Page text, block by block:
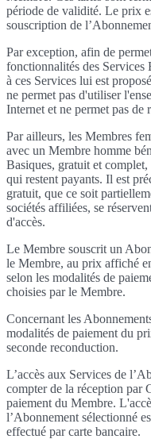
période de validité. Le prix
souscription de
Par exception, afin de
fonctionnalités des Services
à ces Services lui est
ne permet pas d'utiliser
Internet et ne permet pas de
Par ailleurs, les Membres
avec un Membre homme
Basiques, gratuit et
qui restent payants. Il est
gratuit, que ce soit
sociétés affiliées, se
d'accès.
Le Membre souscrit un
le Membre, au prix affiché
selon les modalités de
choisies par le Membre.
Concernant les
modalités de paiement du
seconde reconduction.
L’accès aux Services de
compter de la réception par
paiement du Membre.
l’Abonnement sélectionné
effectué par carte bancaire.